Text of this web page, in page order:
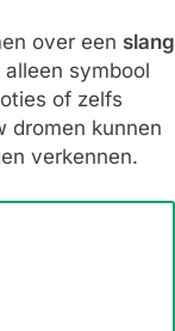
over een slang
symbool
of zelfs
dromen kunnen
verkennen.